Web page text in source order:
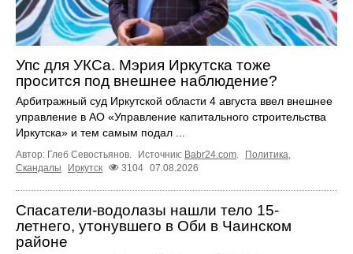
Упс для УКСа. Мэрия Иркутска тоже
просится под внешнее наблюдение?
Арбитражный суд Иркутской области 4 августа ввел внешнее
управление в АО «Управление капитального строительства
Иркутска» и тем самым подал ...
Автор: Глеб Севостьянов. Источник: Babr24.com. Политика,
Скандалы
Иркутск 3104 07.08.2026
Спасатели-водолазы нашли тело 15-
летнего, утонувшего в Оби в Чаинском
районе